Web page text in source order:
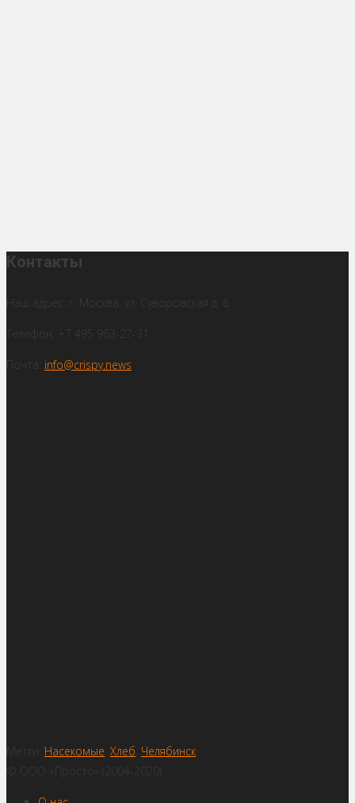
Контакты
Наш адрес: г. Москва, ул. Суворовская д. 6
Телефон: +7 495 963-27-31
Почта: info@crispy.news
Метки: Насекомые Хлеб Челябинск
© ООО «Просто» (2004-2020)